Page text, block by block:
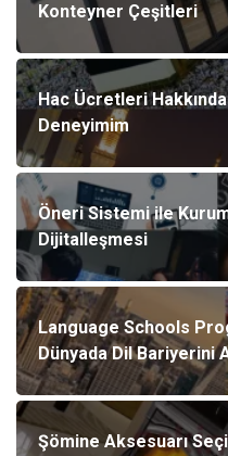
Konteyner Çeşitleri
Hac Ücretleri
Deneyimim
Öneri Sistemi ile
Dijitalleşmesi
Language Schools
Dünyada Dil Bariyerini
Şömine Aksesuarı